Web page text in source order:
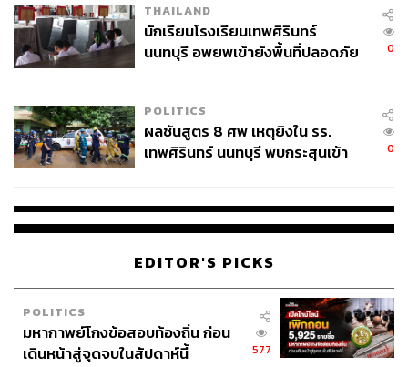
THAILAND
นักเรียนโรงเรียนเทพศิรินทร์
นนทบุรี อพยพเข้ายังพื้นที่ปลอดภัย
0
POLITICS
ผลชันสูตร 8 ศพ เหตุยิงใน รร.
เทพศิรินทร์ นนทบุรี พบกระสุนเข้า
0
EDITOR'S PICKS
POLITICS
มหากาพย์โกงข้อสอบท้องถิ่น ก่อน
เดินหน้าสู่จุดจบในสัปดาห์นี้
577